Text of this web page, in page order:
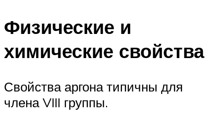
Физические и
химические свойства
Свойства аргона типичны для
члена VIII группы.